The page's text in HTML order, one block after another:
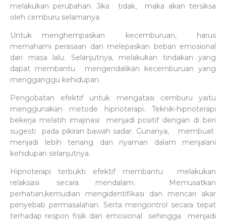
melakukan perubahan. Jika tidak, maka akan tersiksa
oleh cemburu selamanya.
Untuk menghempaskan kecemburuan, harus
memahami perasaan dan melepaskan beban emosional
dari masa lalu. Selanjutnya, melakukan tindakan yang
dapat membantu mengendalikan kecemburuan yang
mengganggu kehidupan.
Pengobatan efektif untuk mengatasi cemburu yaitu
menggunakan metode hipnoterapi. Teknik-hipnoterapi
bekerja melatih imajinasi menjadi positif dengan di beri
sugesti pada pikiran bawah sadar. Gunanya, membuat
menjadi lebih tenang dan nyaman dalam menjalani
kehidupan selanjutnya.
Hipnoterapi terbukti efektif membantu melakukan
relaksasi secara mendalam. Memusatkan
perhatian,kemudian mengidentifikasi dan mencari akar
penyebab permasalahan. Serta mengontrol secara tepat
terhadap respon fisik dan emosional sehingga menjadi